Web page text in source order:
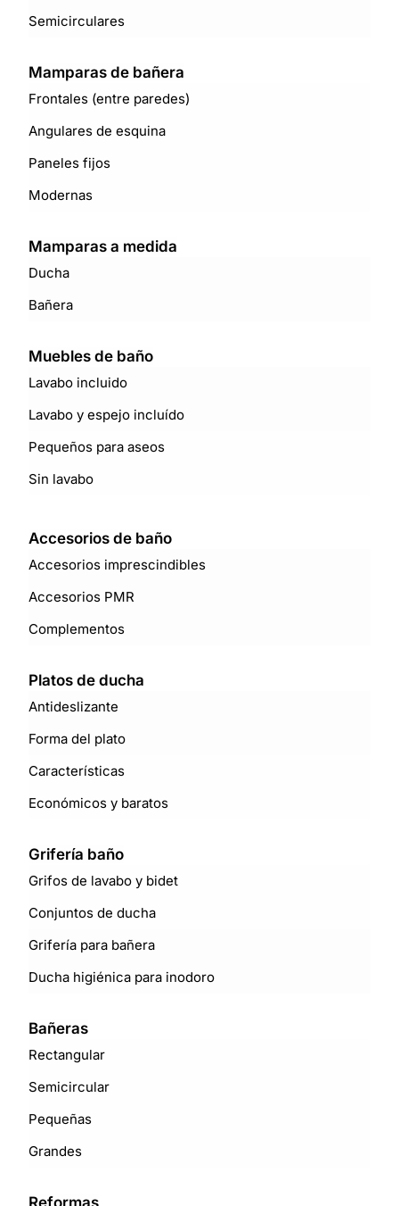
Semicirculares
Mamparas de bañera
Frontales (entre paredes)
Angulares de esquina
Paneles fijos
Modernas
Mamparas a medida
Ducha
Bañera
Muebles de baño
Lavabo incluido
Lavabo y espejo incluído
Pequeños para aseos
Sin lavabo
Accesorios de baño
Accesorios imprescindibles
Accesorios PMR
Complementos
Platos de ducha
Antideslizante
Forma del plato
Características
Económicos y baratos
Grifería baño
Grifos de lavabo y bidet
Conjuntos de ducha
Grifería para bañera
Ducha higiénica para inodoro
Bañeras
Rectangular
Semicircular
Pequeñas
Grandes
Reformas